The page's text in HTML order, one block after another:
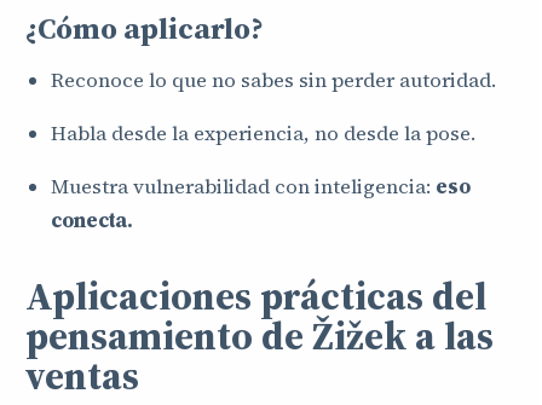
¿Cómo aplicarlo?
Reconoce lo que no sabes sin perder autoridad.
Habla desde la experiencia, no desde la pose.
Muestra vulnerabilidad con inteligencia: eso
conecta.
Aplicaciones prácticas del
pensamiento de Žižek a las
ventas